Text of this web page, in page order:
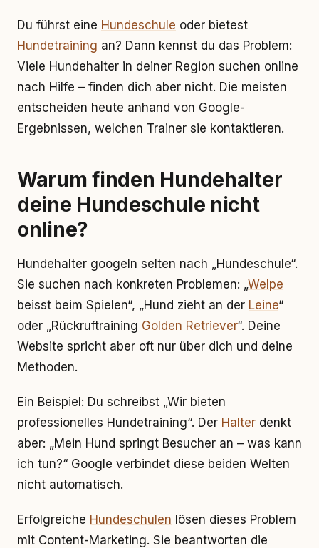
Du führst eine Hundeschule oder bietest
Hundetraining an? Dann kennst du das Problem:
Viele Hundehalter in deiner Region suchen online
nach Hilfe – finden dich aber nicht. Die meisten
entscheiden heute anhand von Google-
Ergebnissen, welchen Trainer sie kontaktieren.
Warum finden Hundehalter
deine Hundeschule nicht
online?
Hundehalter googeln selten nach „Hundeschule“.
Sie suchen nach konkreten Problemen: „Welpe
beisst beim Spielen“, „Hund zieht an der Leine“
oder „Rückruftraining Golden Retriever“. Deine
Website spricht aber oft nur über dich und deine
Methoden.
Ein Beispiel: Du schreibst „Wir bieten
professionelles Hundetraining“. Der Halter denkt
aber: „Mein Hund springt Besucher an – was kann
ich tun?“ Google verbindet diese beiden Welten
nicht automatisch.
Erfolgreiche Hundeschulen lösen dieses Problem
mit Content-Marketing. Sie beantworten die